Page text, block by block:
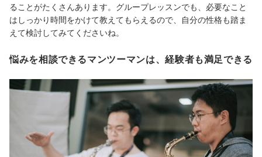
ることがたくさんあります。グループレッスンでも、必要なこと
はしっかり時間をかけて教えてもらえるので、自分の性格も踏ま
えて検討してみてくださいね。
悩みを相談できるマンツーマンは、経験者も満足できる